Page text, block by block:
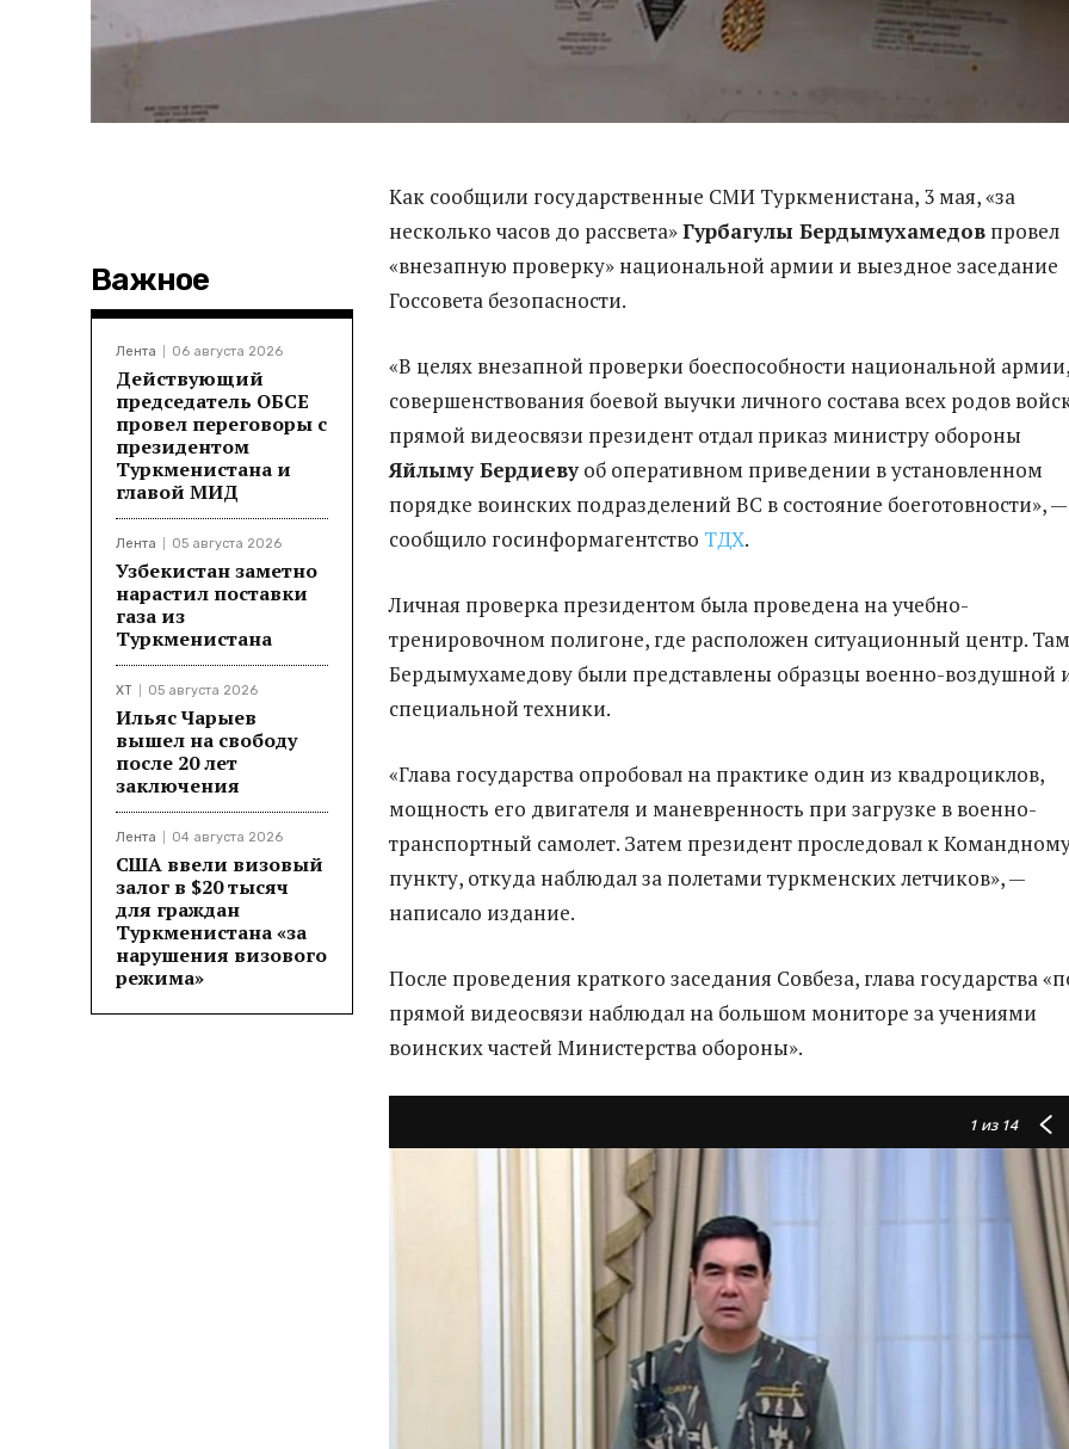
Важное
Лента 06 августа 2026
Действующий
председатель ОБСЕ
провел переговоры с
президентом
Туркменистана и
главой МИД
Лента 05 августа 2026
Узбекистан заметно
нарастил поставки
газа из
Туркменистана
ХТ 05 августа 2026
Ильяс Чарыев
вышел на свободу
после 20 лет
заключения
Лента 04 августа 2026
США ввели визовый
залог в $20 тысяч
для граждан
Туркменистана «за
нарушения визового
режима»
Как сообщили государственные СМИ Туркменистана, 3 мая, «за
несколько часов до рассвета»Гурбагулы Бердымухамедов провел
«внезапную проверку» национальной армии и выездное заседание
Госсовета безопасности.
«В целях внезапной проверки боеспособности национальной армии,
совершенствования боевой выучки личного состава всех родов
прямой видеосвязи президент отдал приказ министру обороны
Яйлыму Бердиевуоб оперативном приведении в установленном
порядке воинских подразделений ВС в состояние боеготовности», —
сообщило госинформагентство ТДХ.
Личная проверка президентом была проведена на учебно-
тренировочном полигоне, где расположен ситуационный центр. Там
Бердымухамедову были представлены образцы военно-воздушной
специальной техники.
«Глава государства опробовал на практике один из квадроциклов,
мощность его двигателя и маневренность при загрузке в военно-
транспортный самолет. Затем президент проследовал к
пункту, откуда наблюдал за полетами туркменских летчиков», —
написало издание.
После проведения краткого заседания Совбеза, глава государства
прямой видеосвязи наблюдал на большом мониторе за учениями
воинских частей Министерства обороны».
1 из 14